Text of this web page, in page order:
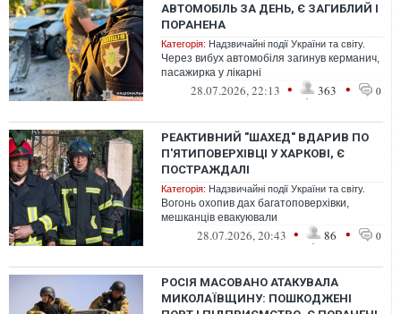
АВТОМОБІЛЬ ЗА ДЕНЬ, Є ЗАГИБЛИЙ І
ПОРАНЕНА
Категорія: Надзвичайні події України та світу.
Через вибух автомобіля загинув керманич,
пасажирка у лікарні
28.07.2026, 22:13 • 363 • 0
РЕАКТИВНИЙ "ШАХЕД" ВДАРИВ ПО
П'ЯТИПОВЕРХІВЦІ У ХАРКОВІ, Є
ПОСТРАЖДАЛІ
Категорія: Надзвичайні події України та світу.
Вогонь охопив дах багатоповерхівки,
мешканців евакуювали
28.07.2026, 20:43 • 86 • 0
РОСІЯ МАСОВАНО АТАКУВАЛА
МИКОЛАЇВЩИНУ: ПОШКОДЖЕНІ